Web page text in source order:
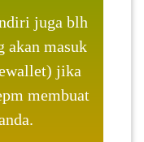
juga blh
akan masuk
jika
membuat